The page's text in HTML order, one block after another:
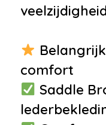
•Audio
•
•Stuurwiel
•
•Bluetooth
comfort
Saddle